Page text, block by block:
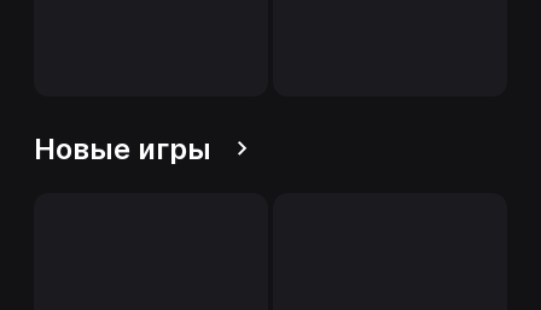
Новые игры